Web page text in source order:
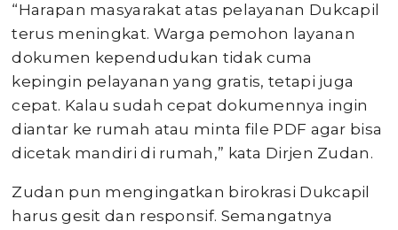
“Harapan masyarakat atas pelayanan Dukcapil
terus meningkat. Warga pemohon layanan
dokumen kependudukan tidak cuma
kepingin pelayanan yang gratis, tetapi juga
cepat. Kalau sudah cepat dokumennya ingin
diantar ke rumah atau minta file PDF agar bisa
dicetak mandiri di rumah,” kata Dirjen Zudan.
Zudan pun mengingatkan birokrasi Dukcapil
harus gesit dan responsif. Semangatnya